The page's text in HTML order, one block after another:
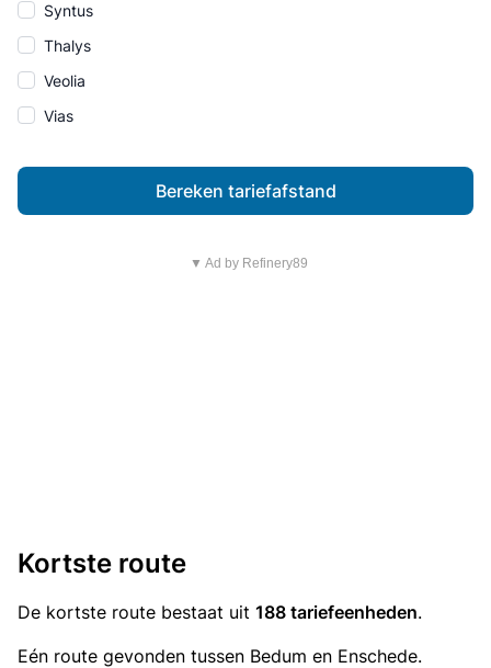
Syntus
Thalys
Veolia
Vias
Bereken tariefafstand
▼ Ad by Refinery89
Kortste route
De kortste route bestaat uit 188 tariefeenheden.
Eén route gevonden tussen Bedum en Enschede.